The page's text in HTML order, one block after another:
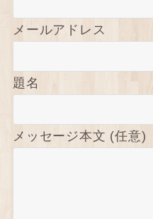
メールアドレス
題名
メッセージ本文 (任意)